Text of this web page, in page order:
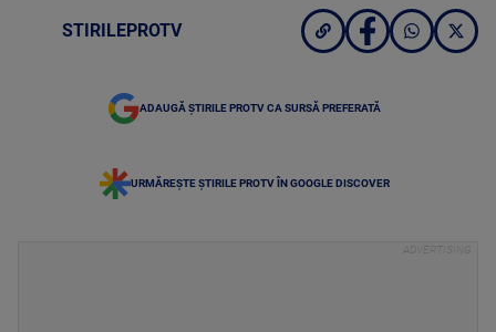
STIRILEPROTV
ADAUGĂ ȘTIRILE PROTV CA SURSĂ PREFERATĂ
URMĂREȘTE ȘTIRILE PROTV ÎN GOOGLE DISCOVER